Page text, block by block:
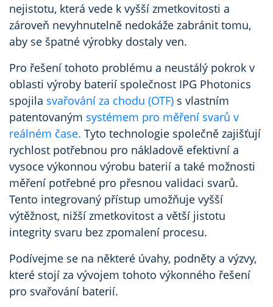
nejistotu, která vede k vyšší zmetkovitosti a
zároveň nevyhnutelně nedokáže zabránit tomu,
aby se špatné výrobky dostaly ven.
Pro řešení tohoto problému a neustálý pokrok v
oblasti výroby baterií společnost IPG Photonics
spojila svařování za chodu (OTF) s vlastním
patentovaným systémem pro měření svarů v
reálném čase. Tyto technologie společně zajišťují
rychlost potřebnou pro nákladově efektivní a
vysoce výkonnou výrobu baterií a také možnosti
měření potřebné pro přesnou validaci svarů.
Tento integrovaný přístup umožňuje vyšší
výtěžnost, nižší zmetkovitost a větší jistotu
integrity svaru bez zpomalení procesu.
Podívejme se na některé úvahy, podněty a výzvy,
které stojí za vývojem tohoto výkonného řešení
pro svařování baterií.